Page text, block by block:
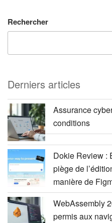
Rechercher
Derniers articles
Assurance
conditions
Dokie Review :
piège de
manière de
WebAssembly
permis aux